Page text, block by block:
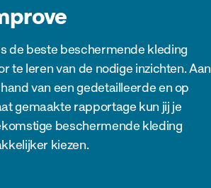
de beste beschermende kleding
te leren van de nodige inzichten. Aan
van een gedetailleerde en op
gemaakte rapportage kun jij je
beschermende kleding
kiezen.